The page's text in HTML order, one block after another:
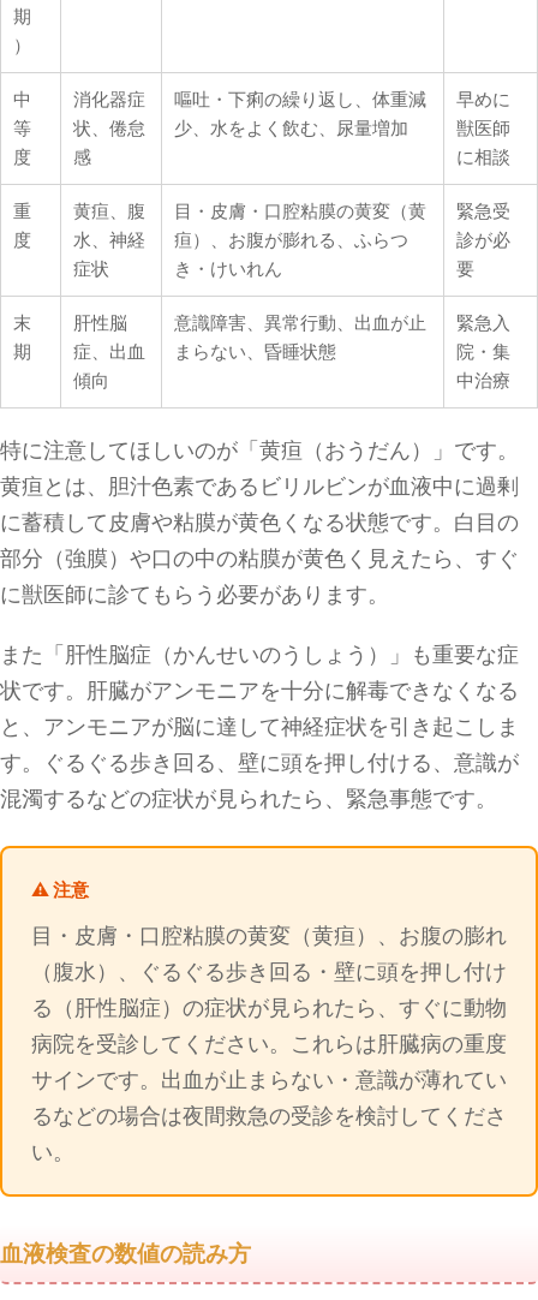
期
）
中
等
度
消化器症
状、倦怠
感
嘔吐・下痢の繰り返し、体重減
少、水をよく飲む、尿量増加
早めに
獣医師
に相談
重
度
黄疸、腹
水、神経
症状
目・皮膚・口腔粘膜の黄変（黄
疸）、お腹が膨れる、ふらつ
き・けいれん
緊急受
診が必
要
末
期
肝性脳
症、出血
傾向
意識障害、異常行動、出血が止
まらない、昏睡状態
緊急入
院・集
中治療
特に注意してほしいのが「黄疸（おうだん）」です。
黄疸とは、胆汁色素であるビリルビンが血液中に過剰
に蓄積して皮膚や粘膜が黄色くなる状態です。白目の
部分（強膜）や口の中の粘膜が黄色く見えたら、すぐ
に獣医師に診てもらう必要があります。
また「肝性脳症（かんせいのうしょう）」も重要な症
状です。肝臓がアンモニアを十分に解毒できなくなる
と、アンモニアが脳に達して神経症状を引き起こしま
す。ぐるぐる歩き回る、壁に頭を押し付ける、意識が
混濁するなどの症状が見られたら、緊急事態です。
⚠️ 注意
目・皮膚・口腔粘膜の黄変（黄疸）、お腹の膨れ
（腹水）、ぐるぐる歩き回る・壁に頭を押し付け
る（肝性脳症）の症状が見られたら、すぐに動物
病院を受診してください。これらは肝臓病の重度
サインです。出血が止まらない・意識が薄れてい
るなどの場合は夜間救急の受診を検討してくださ
い。
血液検査の数値の読み方